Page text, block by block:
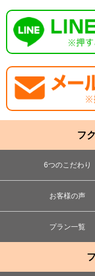
フ
6つのこだわり
お客様の声
プラン一覧